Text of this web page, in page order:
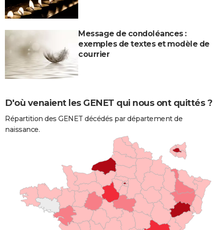
Message de condoléances :
exemples de textes et modèle de
courrier
D'où venaient les GENET qui nous ont quittés ?
Répartition des GENET décédés par département de
naissance.